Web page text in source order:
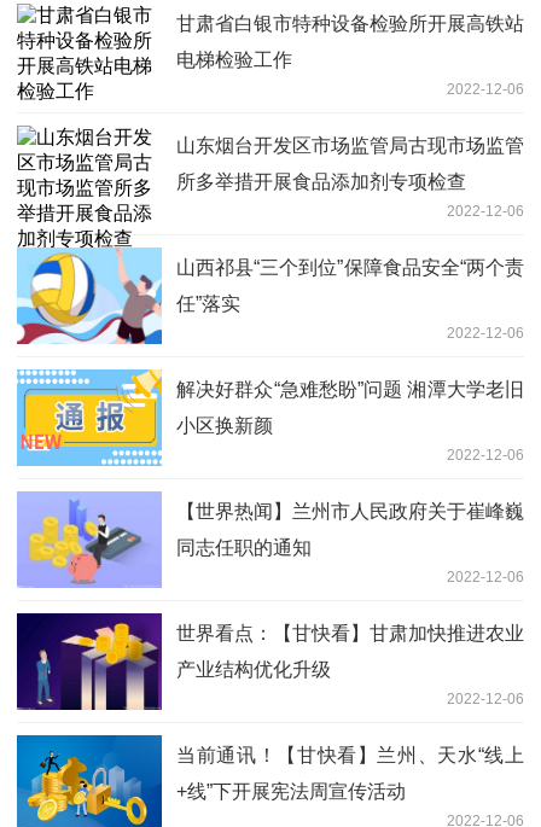
甘肃省白银市特种设备检验所开展高铁站
电梯检验工作
2022-12-06
山东烟台开发区市场监管局古现市场监管
所多举措开展食品添加剂专项检查
2022-12-06
山西祁县“三个到位”保障食品安全“两个责
任”落实
2022-12-06
解决好群众“急难愁盼”问题 湘潭大学老旧
小区换新颜
2022-12-06
【世界热闻】兰州市人民政府关于崔峰巍
同志任职的通知
2022-12-06
世界看点：【甘快看】甘肃加快推进农业
产业结构优化升级
2022-12-06
当前通讯！【甘快看】兰州、天水“线上
+线”下开展宪法周宣传活动
2022-12-06